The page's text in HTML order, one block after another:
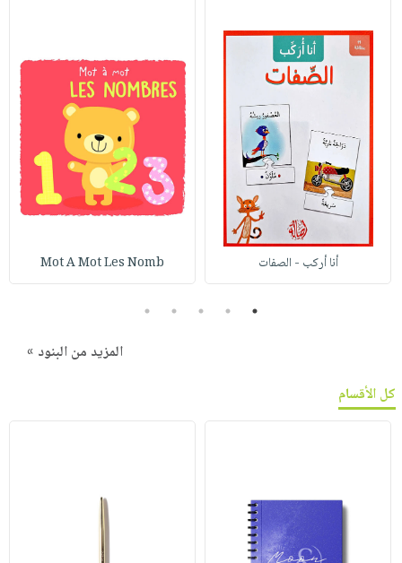
أنا أركب - الصفات Mot A Mot Les Nomb
1
2
3
4
5
المزيد من البنود »
كل الأقسام